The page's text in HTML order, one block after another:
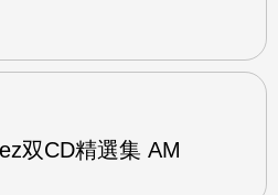
双CD精選集 AM